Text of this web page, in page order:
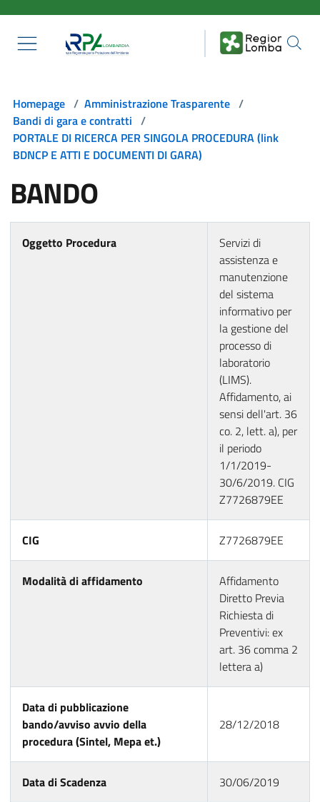
Homepage / Amministrazione Trasparente /
Bandi di gara e contratti /
PORTALE DI RICERCA PER SINGOLA PROCEDURA (link
BDNCP E ATTI E DOCUMENTI DI GARA)
BANDO
Oggetto Procedura
Servizi di
assistenza e
manutenzione
del sistema
informativo per
la gestione del
processo di
laboratorio
(LIMS).
Affidamento, ai
sensi dell'art. 36
co. 2, lett. a), per
il periodo
1/1/2019-
30/6/2019. CIG
Z7726879EE
CIG Z7726879EE
Modalità di affidamento
Affidamento
Diretto Previa
Richiesta di
Preventivi: ex
art. 36 comma 2
lettera a)
Data di pubblicazione
bando/avviso avvio della
procedura (Sintel, Mepa et.)
28/12/2018
Data di Scadenza 30/06/2019